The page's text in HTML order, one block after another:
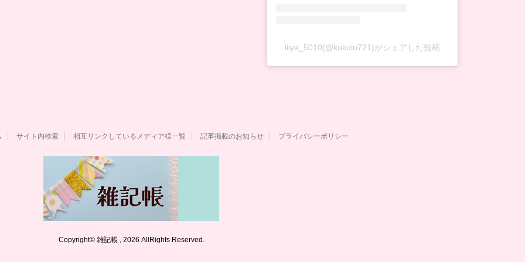
liiya_5010(@kukulu721)がシェアした投稿
サイト内検索 相互リンクしているメディア様一覧 記事掲載のお知らせ プライバシーポリシー
Copyright© 雑記帳 , 2026 AllRights Reserved.